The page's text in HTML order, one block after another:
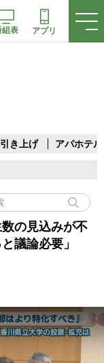
組表 アプリ
き上げ アパホテル
の見込みが不
議論必要」